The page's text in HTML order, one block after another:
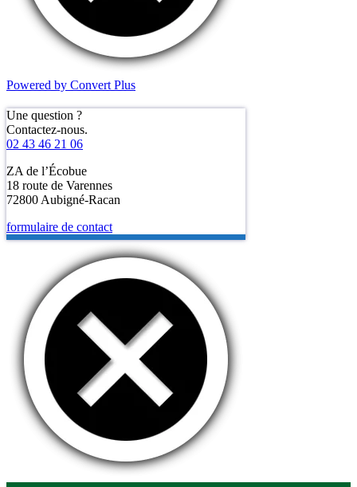
Powered by Convert Plus
Une question ?
Contactez-nous.
02 43 46 21 06
ZA de l’Écobue
18 route de Varennes
72800 Aubigné-Racan
formulaire de contact